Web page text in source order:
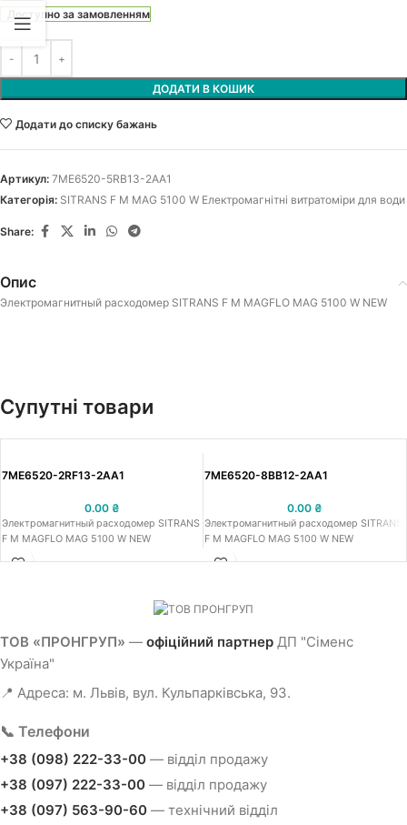
Доступно за замовленням
ДОДАТИ В КОШИК
Додати до списку бажань
Артикул: 7ME6520-5RB13-2AA1
Категорія: SITRANS F M MAG 5100 W Електромагнітні витратоміри для води
Share:
Опис
Электромагнитный расходомер SITRANS F M MAGFLO MAG 5100 W NEW
Супутні товари
7ME6520-2RF13-2AA1
0.00 ₴
Электромагнитный расходомер SITRANS
F M MAGFLO MAG 5100 W NEW
7ME6520-8BB12-2AA1
0.00 ₴
Электромагнитный расходомер SITRANS
F M MAGFLO MAG 5100 W NEW
ТОВ «ПРОНГРУП» — офіційний партнер ДП "Сіменс
Україна"
📍 Адреса: м. Львів, вул. Кульпарківська, 93.
📞 Телефони
+38 (098) 222-33-00 — відділ продажу
+38 (097) 222-33-00 — відділ продажу
+38 (097) 563-90-60 — технічний відділ